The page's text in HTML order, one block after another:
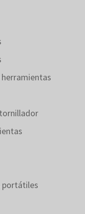
herramientas
portátiles